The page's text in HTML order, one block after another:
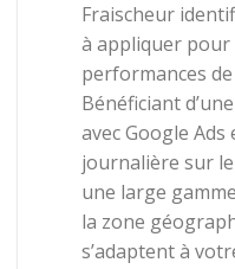
Fraischeur
à appliquer pour
performances de
Bénéficiantd’une
avecGoogle Ads
journalière sur
une large gamme
la zone
s’adaptentà